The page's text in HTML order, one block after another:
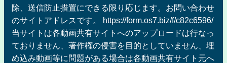
除、送信防止措置にできる限り応じます。お問い合わせ
のサイトアドレスです。 https://form.os7.biz/f/c82c6596/
当サイトは各動画共有サイトへのアップロードは行なっ
ておりません、著作権の侵害を目的としていません、埋
め込み動画等に問題がある場合は各動画共有サイト元へ